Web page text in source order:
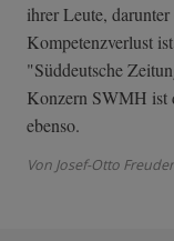
ihrer Leute,
Kompetenzverlust
"Süddeutsche
Konzern SWMH ist
ebenso.
Von Josef-Otto